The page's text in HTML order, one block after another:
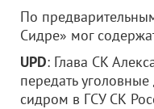
По
Сидре» мог
UPD: Глава СК
передать
сидром в ГСУ СК